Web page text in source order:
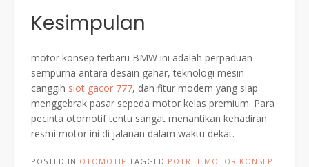
Kesimpulan
motor konsep terbaru BMW ini adalah perpaduan
sempurna antara desain gahar, teknologi mesin
canggih slot gacor 777, dan fitur modern yang siap
menggebrak pasar sepeda motor kelas premium. Para
pecinta otomotif tentu sangat menantikan kehadiran
resmi motor ini di jalanan dalam waktu dekat.
POSTED IN OTOMOTIF TAGGED POTRET MOTOR KONSEP